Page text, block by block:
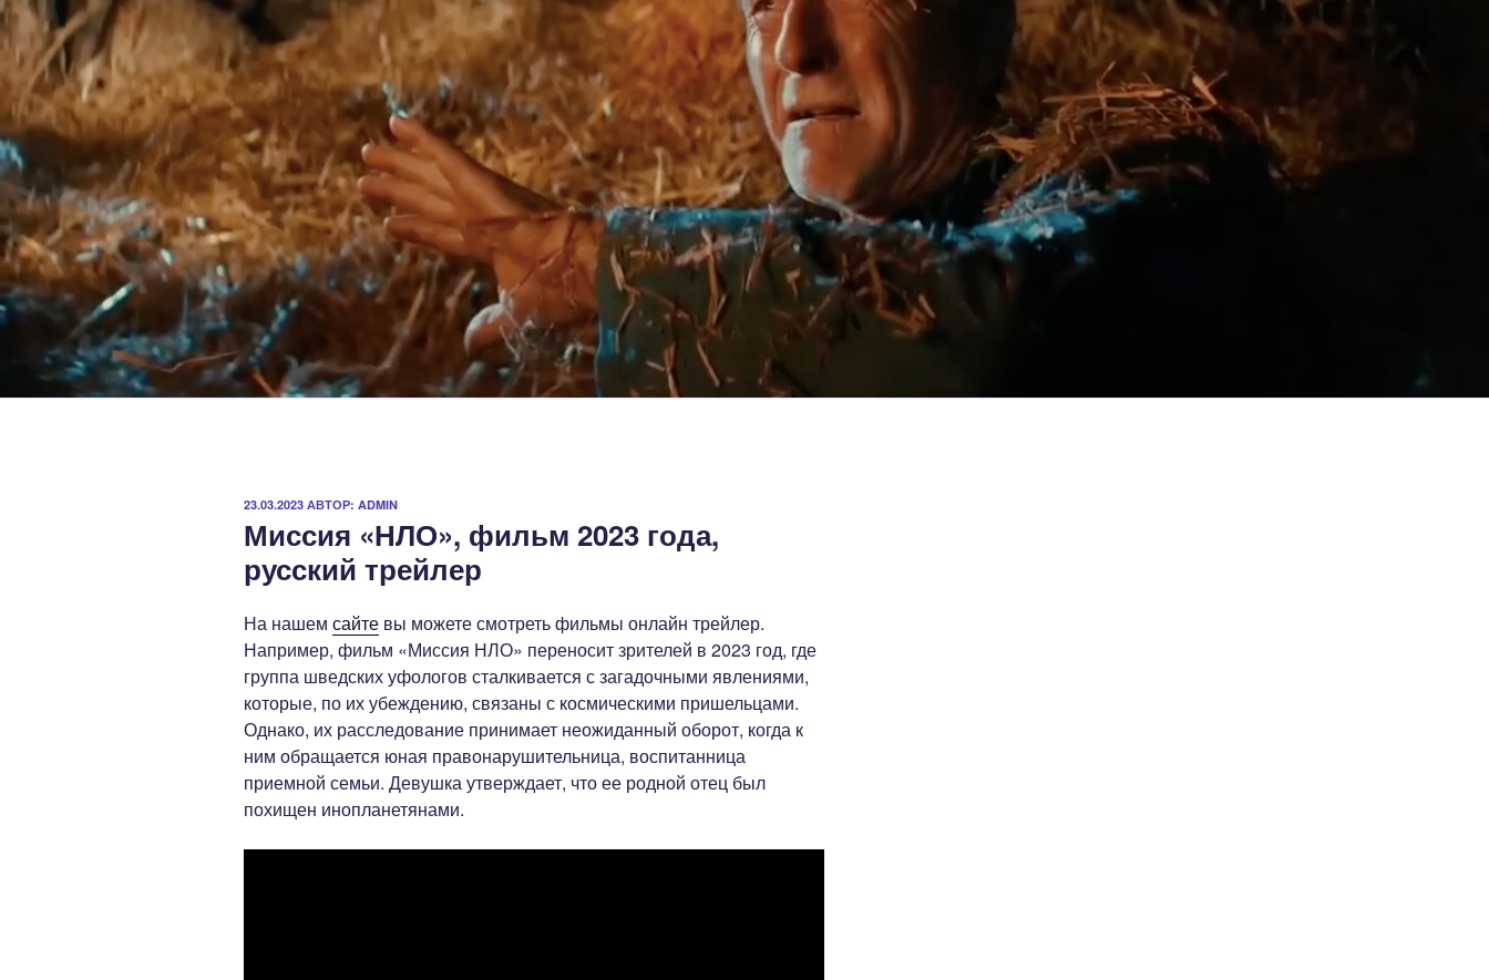
ОПУБЛИКОВАНО
23.03.2023 АВТОР: ADMIN
Миссия «НЛО», фильм 2023 года,
русский трейлер
На нашем сайте вы можете смотреть фильмы онлайн трейлер.
Например, фильм «Миссия НЛО» переносит зрителей в 2023 год, где
группа шведских уфологов сталкивается с загадочными явлениями,
которые, по их убеждению, связаны с космическими пришельцами.
Однако, их расследование принимает неожиданный оборот, когда к
ним обращается юная правонарушительница, воспитанница
приемной семьи. Девушка утверждает, что ее родной отец был
похищен инопланетянами.